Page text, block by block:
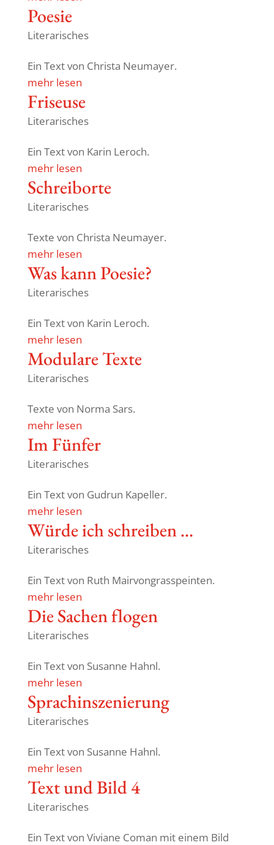
Poesie
Literarisches
Ein Text von Christa Neumayer.
mehr lesen
Friseuse
Literarisches
Ein Text von Karin Leroch.
mehr lesen
Schreib­orte
Literarisches
Texte von Christa Neumayer.
mehr lesen
Was kann Poesie?
Literarisches
Ein Text von Karin Leroch.
mehr lesen
Modu­lare Texte
Literarisches
Texte von Norma Sars.
mehr lesen
Im Fünfer
Literarisches
Ein Text von Gudrun Kapeller.
mehr lesen
Würde ich schreiben …
Literarisches
Ein Text von Ruth Mairvongrasspeinten.
mehr lesen
Die Sachen flogen
Literarisches
Ein Text von Susanne Hahnl.
mehr lesen
Sprach­in­sze­nie­rung
Literarisches
Ein Text von Susanne Hahnl.
mehr lesen
Text und Bild 4
Literarisches
Ein Text von Viviane Coman mit einem Bild